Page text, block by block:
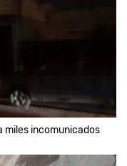
miles incomunicados